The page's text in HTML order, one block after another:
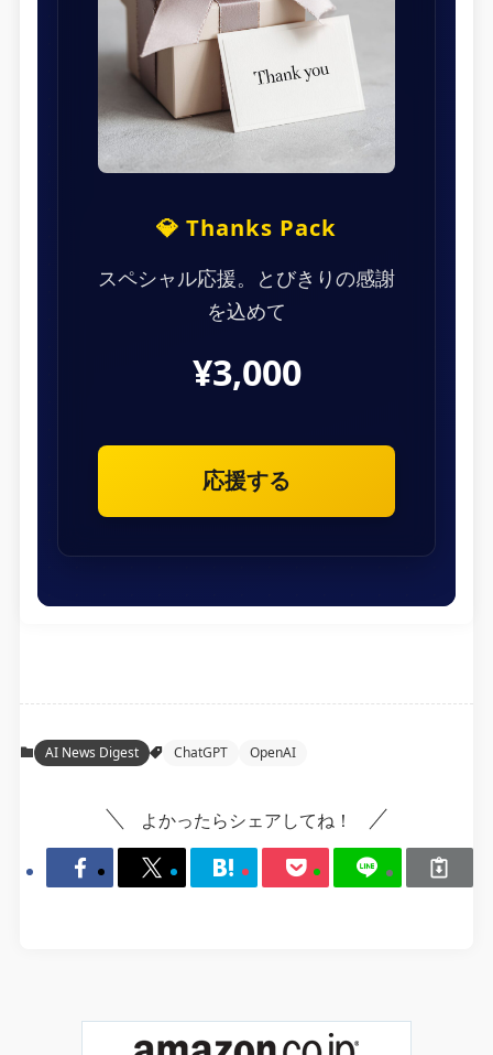
💎 Thanks Pack
スペシャル応援。とびきりの感謝
を込めて
¥3,000
応援する
AI News Digest ChatGPT OpenAI
よかったらシェアしてね！